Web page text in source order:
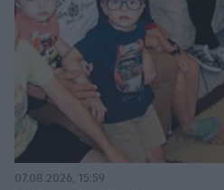
07.08.2026, 15:59